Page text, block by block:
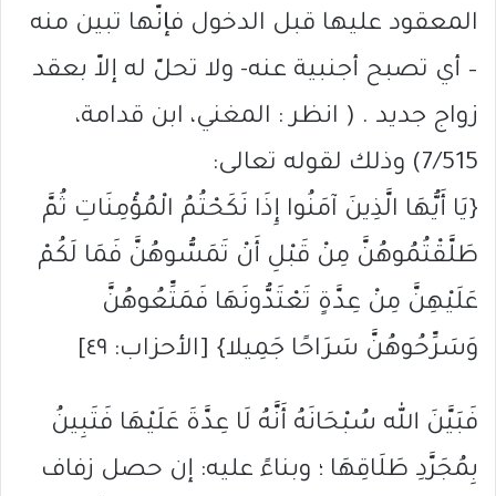
المعقود عليها قبل الدخول فإنّها تبين منه
– أي تصبح أجنبية عنه- ولا تحلّ له إلاّ بعقد
زواج جديد . ( انظر : المغني، ابن قدامة،
7/515) وذلك لقوله تعالى:
{يَا أَيُّهَا الَّذِينَ آمَنُوا إِذَا نَكَحْتُمُ الْمُؤْمِنَاتِ ثُمَّ
طَلَّقْتُمُوهُنَّ مِنْ قَبْلِ أَنْ تَمَسُّوهُنَّ فَمَا لَكُمْ
عَلَيْهِنَّ مِنْ عِدَّةٍ تَعْتَدُّونَهَا فَمَتِّعُوهُنَّ
وَسَرِّحُوهُنَّ سَرَاحًا جَمِيلا} [الأحزاب: ٤٩]
فَبَيَّنَ الله سُبْحَانَهُ أَنَّهُ لَا عِدَّةَ عَلَيْهَا فَتَبِينُ
بِمُجَرَّدِ طَلَاقِهَا ؛ وبناءً عليه: إن حصل زفاف